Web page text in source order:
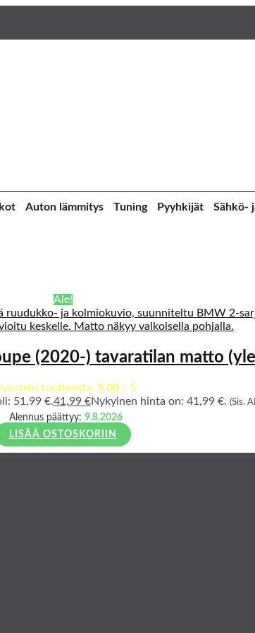
Auton lämmitys Tuning Pyyhkijät Sähkö-
Ale!
(2020-) tavaratilan matto
tuotteesta: 5.00/ 5
51,99 €.41,99 €Nykyinen hinta on: 41,99 €. (Sis.
Alennus päättyy: 9.8.2026
LISÄÄ OSTOSKORIIN